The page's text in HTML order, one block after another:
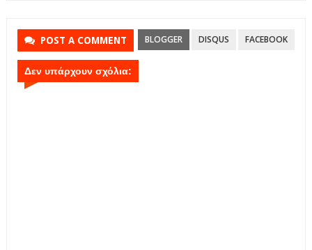
POST A COMMENT BLOGGER DISQUS FACEBOOK
Δεν υπάρχουν σχόλια: